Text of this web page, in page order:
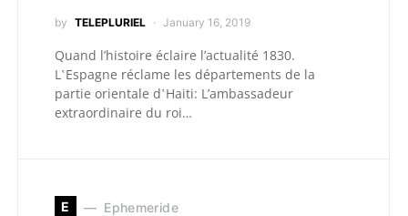
by TELEPLURIEL January 16, 2019
Quand l’histoire éclaire l’actualité 1830.
L‛Espagne réclame les départements de la
partie orientale d‛Haiti: L’ambassadeur
extraordinaire du roi…
E Ephemeride